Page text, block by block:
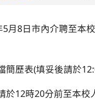
5月8日市內介聘至本
簡歷表(填妥後請於
於12時20分前至本